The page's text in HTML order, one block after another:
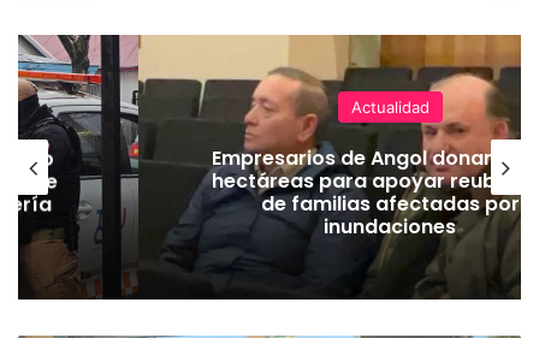
de
Actualidad
Empresarios de Angol donan
hectáreas para apoyar
de familias afectadas por
inundaciones